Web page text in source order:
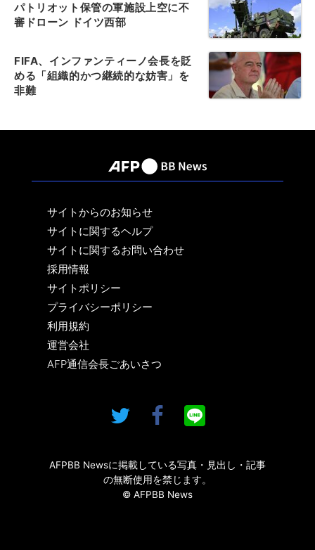
パトリオット保管の軍施設上空に不
審ドローン ドイツ西部
FIFA、インファンティーノ会長を貶
める「組織的かつ継続的な妨害」を
非難
サイトからのお知らせ
サイトに関するヘルプ
サイトに関するお問い合わせ
採用情報
サイトポリシー
プライバシーポリシー
利用規約
運営会社
AFP通信会長ごあいさつ
AFPBB Newsに掲載している写真・見出し・記事
の無断使用を禁じます。
© AFPBB News